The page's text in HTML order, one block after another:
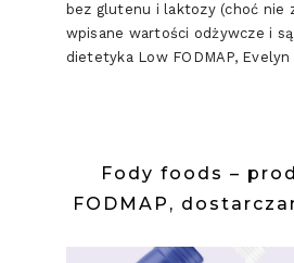
bez glutenu i laktozy (choć nie
wpisane wartości odżywcze i
dietetyka Low FODMAP, Evelyn
Fody foods –
FODMAP,